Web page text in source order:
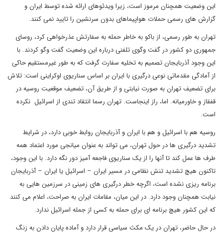
این وضعیت همچنان مرموز است، زیرا ویدئوهای ارائه شده توسط ایران و
گزارش های رسمی حملات هواپیماهای بدون سرنشین را تایید نمی کنند.
تهران به طور رسمی، از باکو به خاطر حمله به سفارتش عذرخواهی کرد، روسای
جمهوری دو کشور در گفت وگوی تلفنی درباره این وضعیت گفت وگو کردند. با
این وجود آذربایجان تصمیم به تخلیه سفارت گرفت که به طور غیرمستقیم حاکی
از آمادگی مقدماتی نوعی درگیری با ایران بر اساس سناریوی اوکراینی است: تلاش
برای تضعیف تهران به صورت نیابتی و از طریق آن، تضعیف موقعیت روسیه در
قفقاز و خاورمیانه. اما، راز اینجاست. تهران رسما انتقاد تندی از اسرائیل نکرده
است.
روسیه هم با اسرائیل و هم با ایران و آذربایجان روابط خوبی دارد، در شرایط
تشدید درگیری ها در حول تهران، می تواند به عنوان میانجی مورد اعتماد همه
طرف ها عمل کند تا آنها را از یک سناریوی فاجعه آمیز دور نگه دارد. با این وجود،
تاکنون هیچ تشدید تنش نظامی در مسیر ایران – اسرائیل یا ایران – آذربایجان
برنامه ریزی نشده است، اگرچه خطر درگیری های زمینی در سرزمین هایی به
نیابت همچنان وجود دارد. در این میان، مقامات ایران به صراحت، اعلام می کنند
که این کشور هیچ برنامه ای برای حمله به کسی از جمله اسرائیل ندارد.
در حال حاضر، تهران در یک مکث سیاسی قرار دارد و آماده پایان دادن به زنگ